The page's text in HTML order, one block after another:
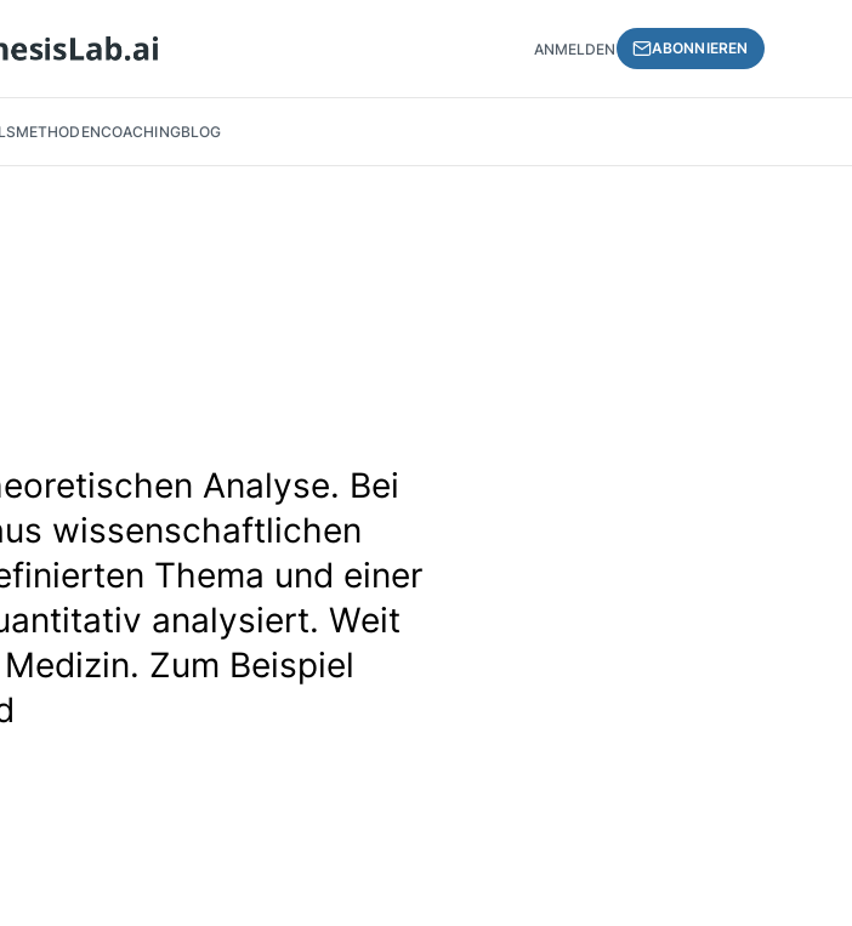
METHODENCOACHINGBLOG
ANMELDEN ABONNIEREN
Analyse. Bei
wissenschaftlichen
Thema und einer
analysiert. Weit
Zum Beispiel